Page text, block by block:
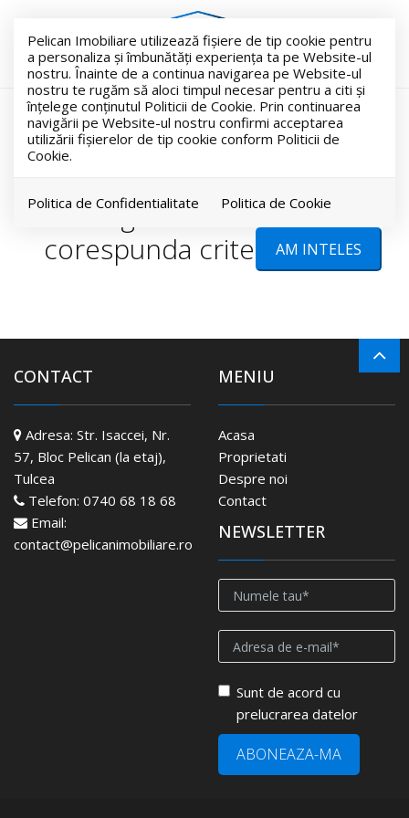
Pelican Imobiliare utilizează fişiere de tip cookie pentru
a personaliza și îmbunătăți experiența ta pe Website-ul
nostru. Înainte de a continua navigarea pe Website-ul
nostru te rugăm să aloci timpul necesar pentru a citi și
înțelege conținutul Politicii de Cookie. Prin continuarea
navigării pe Website-ul nostru confirmi acceptarea
utilizării fişierelor de tip cookie conform Politicii de
Cookie.
Politica de Confidentialitate Politica de Cookie
AM INTELES
Favorite
Nu s-au gasit rezultate care sa
corespunda criteriilor dvs!
CONTACT
Adresa: Str. Isaccei, Nr.
57, Bloc Pelican (la etaj),
Tulcea
Telefon: 0740 68 18 68
Email:
contact@pelicanimobiliare.ro
MENIU
Acasa
Proprietati
Despre noi
Contact
NEWSLETTER
Sunt de acord cu
prelucrarea datelor